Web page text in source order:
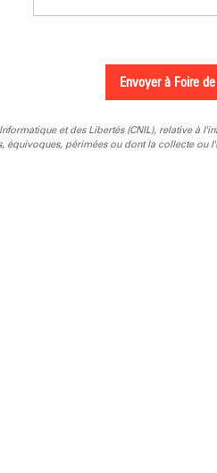
et des Libertés (CNIL), relative
équivoques, périmées ou dont la collecte